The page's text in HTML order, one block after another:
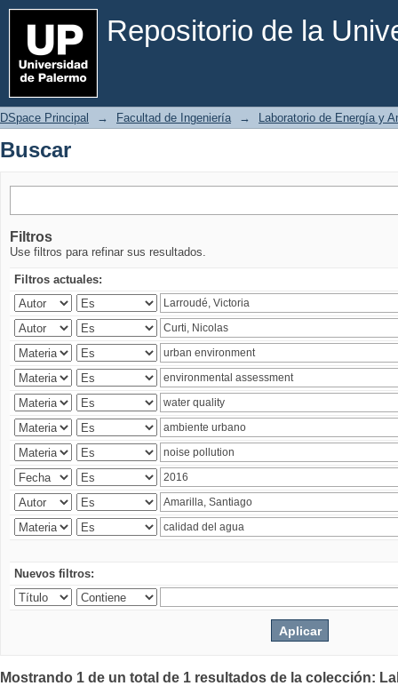
Repositorio de la
Buscar
DSpace Principal → Facultad de Ingeniería → Laboratorio de Energía y
Buscar
Filtros
Use filtros para refinar sus resultados.
Filtros actuales:
Nuevos filtros:
Mostrando 1 de un total de 1 resultados de la colección: